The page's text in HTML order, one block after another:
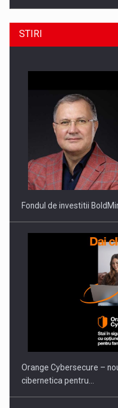
ROOTED IN ROMANIA,
THE…
PUTTING ROMANIAN
INTERNATIONAL
STIRI
Fondul de investitii
Orange Cybersecure –
cibernetica pentru…